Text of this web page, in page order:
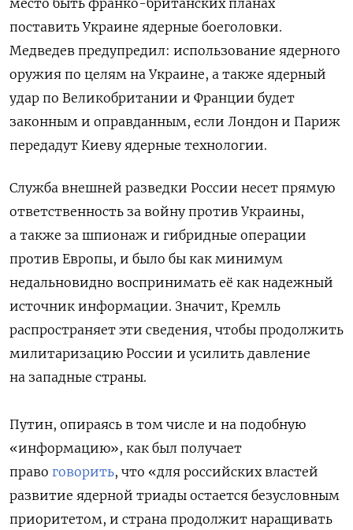
поставить Украине ядерные боеголовки.
Медведев предупредил: использование ядерного
оружия по целям на Украине, а также ядерный
удар по Великобритании и Франции будет
законным и оправданным, если Лондон и Париж
передадут Киеву ядерные технологии.
Служба внешней разведки России несет прямую
ответственность за войну против Украины,
а также за шпионаж и гибридные операции
против Европы, и было бы как минимум
недальновидно воспринимать её как надежный
источник информации. Значит, Кремль
распространяет эти сведения, чтобы продолжить
милитаризацию России и усилить давление
на западные страны.
Путин, опираясь в том числе и на подобную
«информацию», как был получает
право говорить, что «для российских властей
развитие ядерной триады остается безусловным
приоритетом, и страна продолжит наращивать